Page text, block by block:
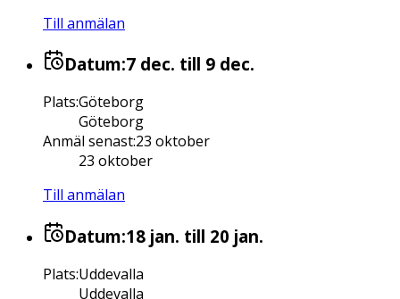
Till anmälan
Datum:7 dec. till 9 dec.
Plats:Göteborg
Göteborg
Anmäl senast:23 oktober
23 oktober
Till anmälan
Datum:18 jan. till 20 jan.
Plats:Uddevalla
Uddevalla